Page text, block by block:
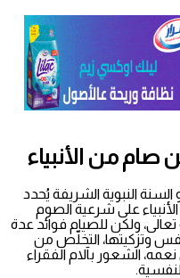
صام من الأنبياء
النبوية الشريفة يُحدد
على شرعية الصوم
ولكن للصيام فوائد عدة
وتزكيتها، التخلّص من
الشعور بآلام الفقراء